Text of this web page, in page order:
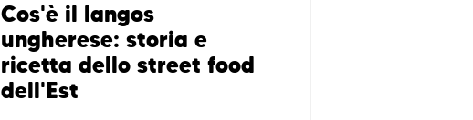
Cos'è il langos
ungherese: storia e
ricetta dello street food
dell'Est